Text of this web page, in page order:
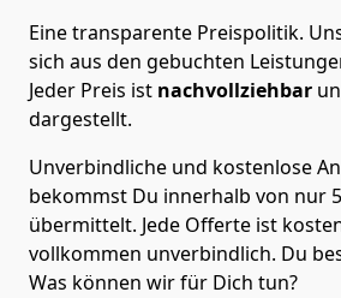
Eine transparente Preispolitik.
sich aus den gebuchten
Jeder Preis ist nachvollziehbar
dargestellt.
Unverbindliche und kostenlose
bekommst Du innerhalb von nur 5
übermittelt. Jede Offerte ist
vollkommen unverbindlich. Du
Was können wir für Dich tun?